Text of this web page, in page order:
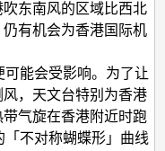
东南风的区域比西北
有机会为香港国际机
能会受影响。为了让
，天文台特别为香港
气旋在香港附近时跑
不对称蝴蝶形」曲线